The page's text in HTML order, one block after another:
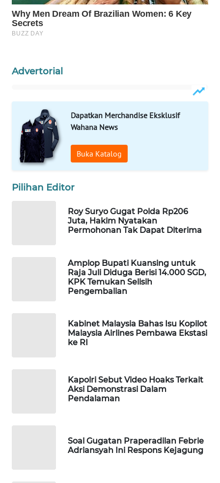
Advertorial
Dapatkan Merchandise Eksklusif
Wahana News
Buka Katalog
Pilihan Editor
Roy Suryo Gugat Polda Rp206
Juta, Hakim Nyatakan
Permohonan Tak Dapat Diterima
Amplop Bupati Kuansing untuk
Raja Juli Diduga Berisi 14.000 SGD,
KPK Temukan Selisih
Pengembalian
Kabinet Malaysia Bahas Isu Kopilot
Malaysia Airlines Pembawa Ekstasi
ke RI
Kapolri Sebut Video Hoaks Terkait
Aksi Demonstrasi Dalam
Pendalaman
Soal Gugatan Praperadilan Febrie
Adriansyah Ini Respons Kejagung
WAHANA
KONSUMEN
LISTRIK
TRAVEL
WAHANA
TV
WAHANANEWS
WAHANANEWS
WAHANA
SELEB